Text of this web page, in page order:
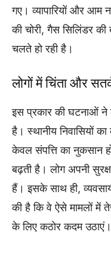
गए। व्यापारियों और आम
की चोरी, गैस सिलिंडर
चलते हो रही है।
लोगों में चिंता और
इस प्रकार की घटनाओं ने
है। स्थानीय निवासियों
केवल संपत्ति का नुकसान
बढ़ती है। लोग अपनी
हैं। इसके साथ ही,
की है कि वे ऐसे मामलों में
के लिए कठोर कदम उठाएं।